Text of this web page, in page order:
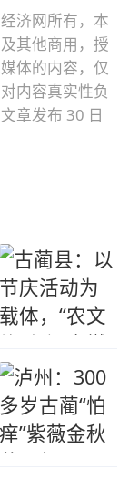
济网所有，本
其他商用，授
体的内容，仅
内容真实性负
章发布 30 日